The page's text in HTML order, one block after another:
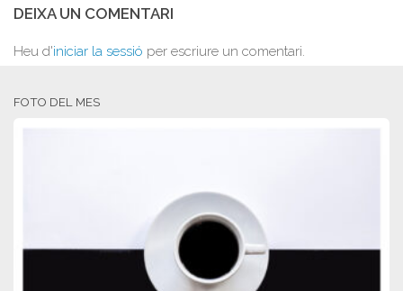
DEIXA UN COMENTARI
Heu d'iniciar la sessió per escriure un comentari.
FOTO DEL MES